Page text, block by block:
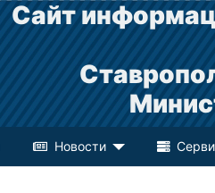
Сайт
Новости